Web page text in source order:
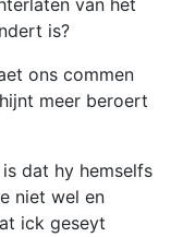
van het
is?
ons commen
meer beroert
dat hy hemselfs
niet wel en
ick geseyt